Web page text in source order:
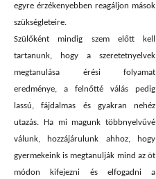
egyre érzékenyebben reagáljon mások
szükségleteire.
Szülőként mindig szem előtt kell
tartanunk, hogy a szeretetnyelvek
megtanulása érési folyamat
eredménye, a felnőtté válás pedig
lassú, fájdalmas és gyakran nehéz
utazás. Ha mi magunk többnyelvűvé
válunk, hozzájárulunk ahhoz, hogy
gyermekeink is megtanulják mind az öt
módon kifejezni és elfogadni a